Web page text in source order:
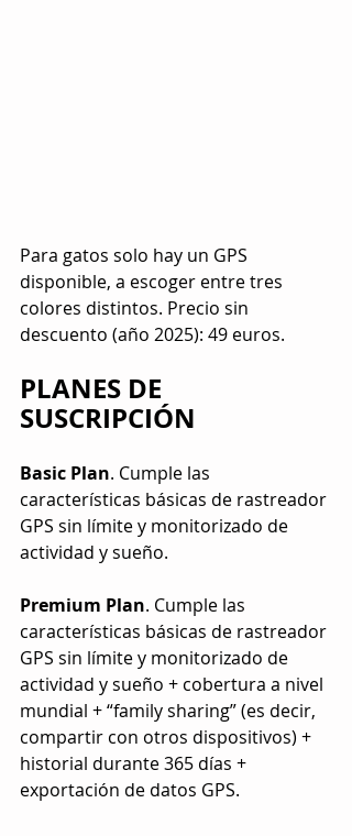
Para gatos solo hay un GPS
disponible, a escoger entre tres
colores distintos. Precio sin
descuento (año 2025): 49 euros.
PLANES DE
SUSCRIPCIÓN
Basic Plan. Cumple las
características básicas de rastreador
GPS sin límite y monitorizado de
actividad y sueño.
Premium Plan. Cumple las
características básicas de rastreador
GPS sin límite y monitorizado de
actividad y sueño + cobertura a nivel
mundial + “family sharing” (es decir,
compartir con otros dispositivos) +
historial durante 365 días +
exportación de datos GPS.